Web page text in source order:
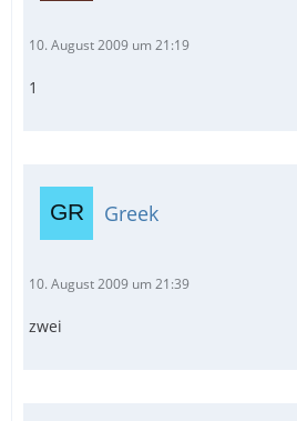
10. August 2009 um 21:19
1
Greek
10. August 2009 um 21:39
zwei